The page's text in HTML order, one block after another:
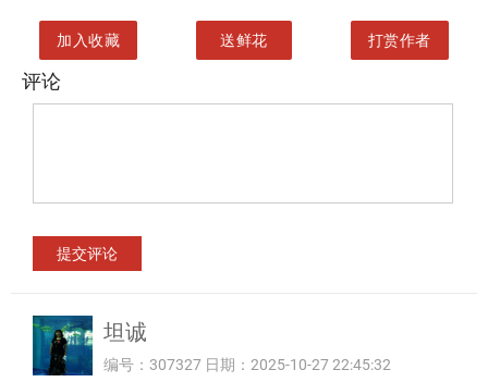
加入收藏 送鲜花 打赏作者
评论
坦诚
编号：307327 日期：2025-10-27 22:45:32